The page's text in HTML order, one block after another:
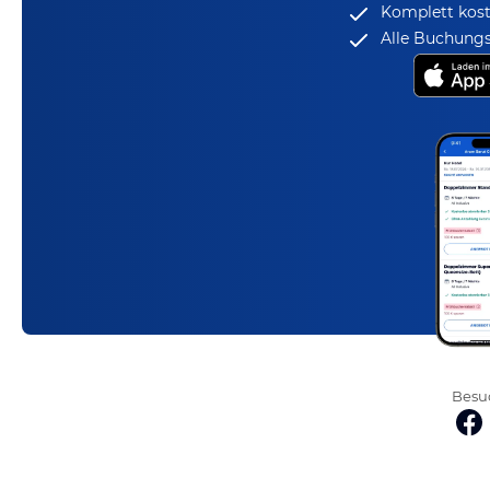
Komplett
Alle